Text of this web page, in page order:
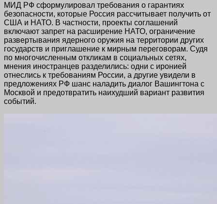
МИД РФ сформулировал требования о гарантиях
безопасности, которые Россия рассчитывает получить от
США и НАТО. В частности, проекты соглашений
включают запрет на расширение НАТО, ограничение
развертывания ядерного оружия на территории других
государств и приглашение к мирным переговорам. Судя
по многочисленным откликам в социальных сетях,
мнения иностранцев разделились: одни с иронией
отнеслись к требованиям России, а другие увидели в
предложениях РФ шанс наладить диалог Вашингтона с
Москвой и предотвратить наихудший вариант развития
событий.